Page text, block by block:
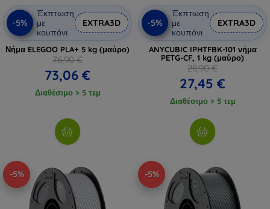
-5%
Έκπτωση
με
κουπόνι
EXTRA3D
Νήμα ELEGOO PLA+ 5 kg (μαύρο)
76,90 €
73,06 €
Διαθέσιμο > 5 τεμ
-5%
Έκπτωση
με
κουπόνι
EXTRA3D
ANYCUBIC IPHTFBK-101 νήμα
PETG-CF, 1 kg (μαύρο)
28,90 €
27,45 €
Διαθέσιμο > 5 τεμ
-5% -5%